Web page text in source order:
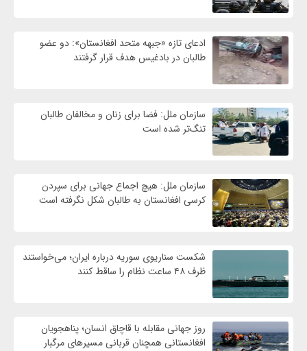
ادعای تازه «جبهه متحد افغانستان»: دو عضو
طالبان در بادغیس هدف قرار گرفتند
سازمان ملل: فضا برای زنان و مخالفان طالبان
تنگ‌تر شده است
سازمان ملل: هیچ اجماع جهانی برای سپردن
کرسی افغانستان به طالبان شکل نگرفته است
شکست سناریوی سوریه درباره ایران؛ می‌خواستند
ظرف ۴۸ ساعت نظام را ساقط کنند
روز جهانی مقابله با قاچاق انسان؛ پناهجویان
افغانستانی همچنان قربانی مسیرهای مرگبار